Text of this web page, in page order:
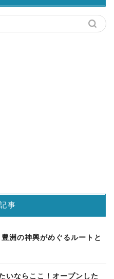
事
洲の神輿がめぐるルートと
いならここ！オープンした